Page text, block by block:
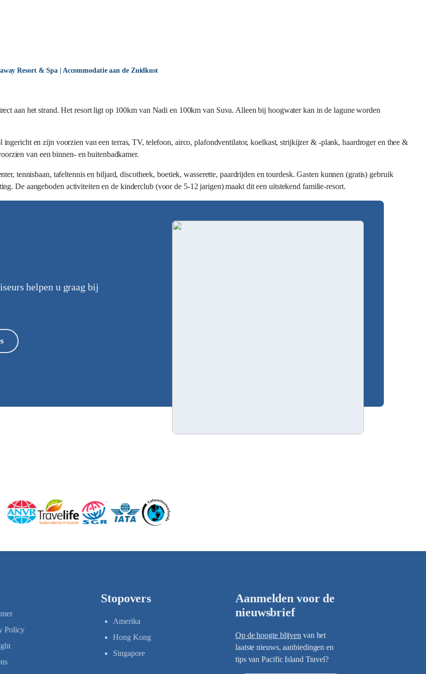
Resort & Spa | Accommodatie aan de Zuidkust
aan het strand. Het resort ligt op 100km van Nadi en 100km van Suva. Alleen bij hoogwater kan in de lagune worden
en zijn voorzien van een terras, TV, telefoon, airco, plafondventilator, koelkast, strijkijzer & -plank, haardroger en thee &
van een binnen- en buitenbadkamer.
tennisbaan, tafeltennis en biljard, discotheek, boetiek, wasserette, paardrijden en tourdesk. Gasten kunnen (gratis) gebruik
De aangeboden activiteiten en de kinderclub (voor de 5-12 jarigen) maakt dit een uitstekend familie-resort.
helpen u graag bij
Policy
Stopovers
Amerika
Hong Kong
Singapore
Aanmelden voor de
nieuwsbrief
Op de hoogte blijven van het
laatste nieuws, aanbiedingen en
tips van Pacific Island Travel?